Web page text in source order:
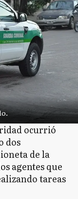
ocurrió
dos
de la
agentes que
tareas